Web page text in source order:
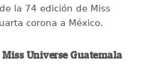
la 74 edición de Miss
corona a México.
Universe Guatemala